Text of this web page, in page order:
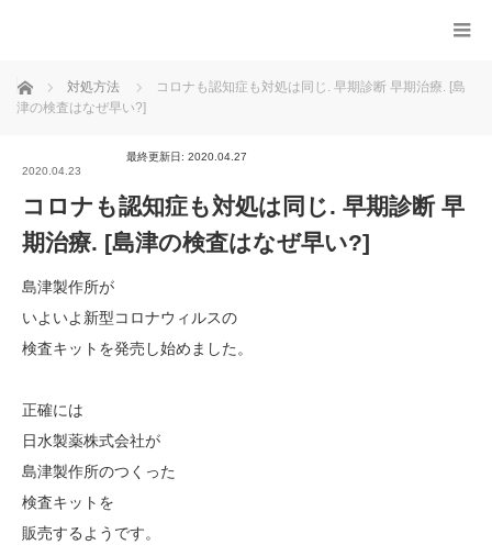
ホーム 対処方法
コロナも認知症も対処は同じ. 早期診断 早期治療. [島
津の検査はなぜ早い?]
2020.04.23
最終更新日: 2020.04.27
コロナも認知症も対処は同じ. 早期診断 早
期治療. [島津の検査はなぜ早い?]
島津製作所が
いよいよ新型コロナウィルスの
検査キットを発売し始めました。
正確には
日水製薬株式会社が
島津製作所のつくった
検査キットを
販売するようです。